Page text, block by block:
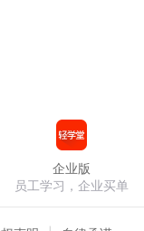
企业版
员工学习，企业买单